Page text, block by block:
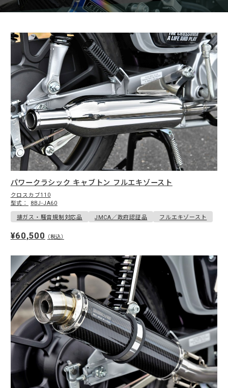
パワークラシック キャブトン フルエキゾースト
クロスカブ110
型式：
8BJ-JA60
排ガス・騒音規制対応品 JMCA／政府認証品 フルエキゾースト
¥60,500 （税込）